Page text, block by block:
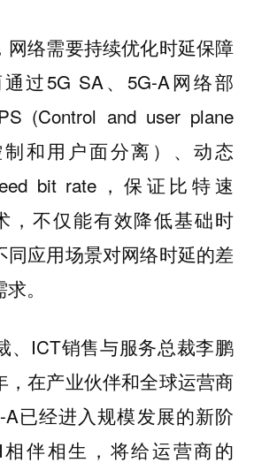
网络需要持续优化时延保障
过5G SA、5G-A网络部
(Control and user plane
制和用户面分离）、动态
bit rate，保证比特速
，不仅能有效降低基础时
同应用场景对网络时延的差
。
、ICT销售与服务总裁李鹏
，在产业伙伴和全球运营商
已经进入规模发展的新阶
伴相生，将给运营商的